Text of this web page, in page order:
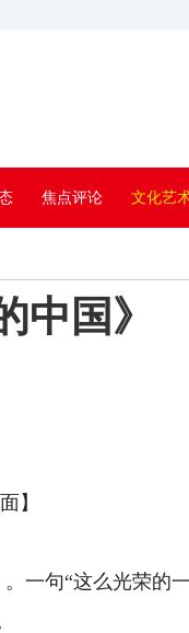
焦点评论 文化艺
中国》
】
一句“这么光荣的